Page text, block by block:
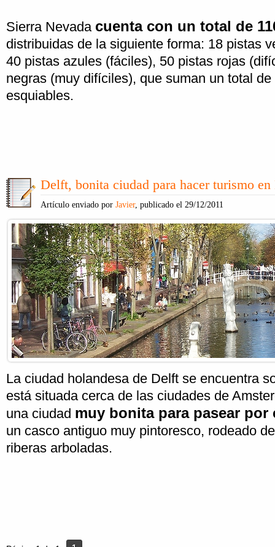
Sierra Nevada cuenta con un total de
distribuidas de la siguiente forma: 18 pistas
40 pistas azules (fáciles), 50 pistas rojas
negras (muy difíciles), que suman un total de
esquiables.
Delft, bonita ciudad para hacer turismo en
Artículo enviado por Javier, publicado el 29/12/2011
La ciudad holandesa de Delft se encuentra
está situada cerca de las ciudades de
una ciudad muy bonita para pasear por
un casco antiguo muy pintoresco, rodeado
riberas arboladas.